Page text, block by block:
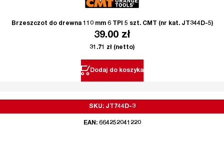
Brzeszczot do drewna 110 mm 6 TPI 5 szt. CMT (nr kat. JT344D-5)
39.00 zł
31.71 zł (netto)
Dodaj do koszyka
SKU: JT744D-3
EAN: 664252041220